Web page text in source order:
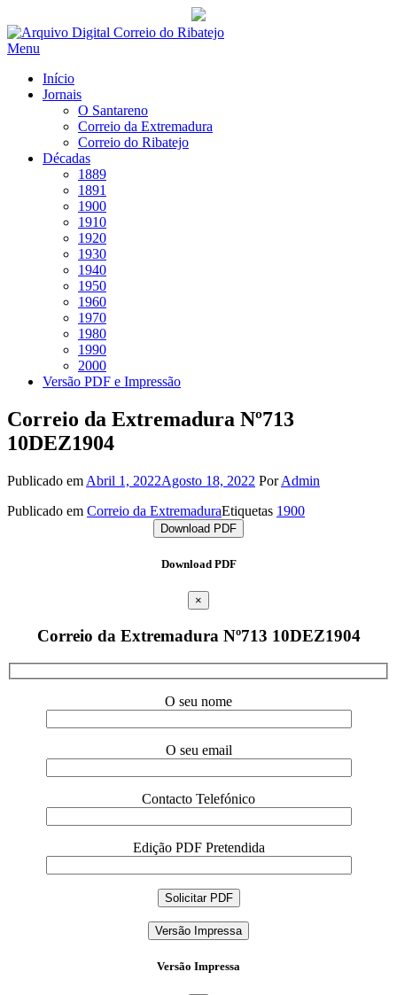
Saltar
para
Menu
Início
Jornais
O Santareno
Correio da Extremadura
Correio do Ribatejo
Décadas
1889
1891
1900
1910
1920
1930
1940
1950
1960
1970
1980
1990
2000
Versão PDF e Impressão
Correio da Extremadura Nº713
10DEZ1904
Publicado em Abril 1, 2022Agosto 18, 2022 PorAdmin
Publicado em Correio da ExtremaduraEtiquetas 1900
Download PDF
Download PDF
×
Correio da Extremadura Nº713 10DEZ1904
O seu nome
O seu email
Contacto Telefónico
Edição PDF Pretendida
Versão Impressa
Versão Impressa